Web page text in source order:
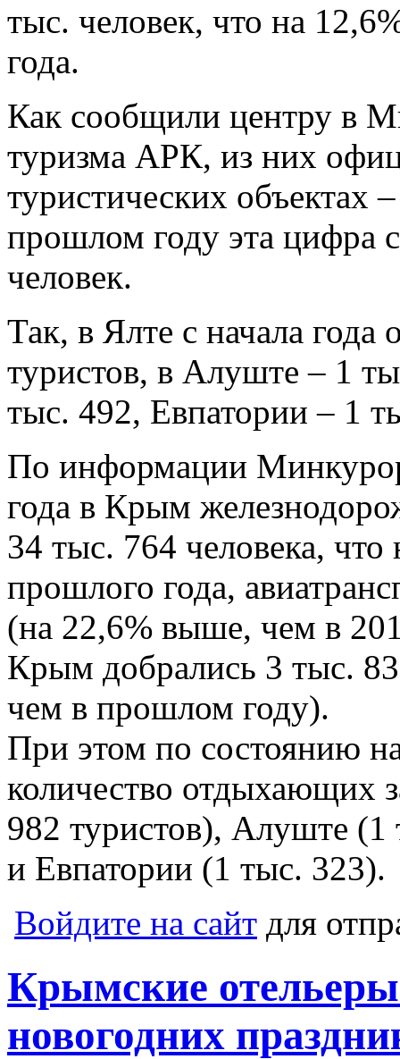
тыс. человек, что на
года.
Как сообщили центру в
туризма АРК, из них
туристических объектах
прошлом году эта цифра
человек.
Так, в Ялте с начала года
туристов, в Алуште – 1
тыс. 492, Евпатории – 1
По информации
года в Крым
34 тыс. 764 человека,
прошлого года,
(на 22,6% выше, чем в
Крым добрались 3 тыс.
чем в прошлом году).
При этом по состоянию
количество отдыхающих
982 туристов), Алуште
и Евпатории (1 тыс. 323).
Войдите на сайт для
Крымские
новогодних